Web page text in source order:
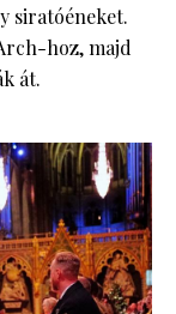
siratóéneket.
hoz, majd
át.